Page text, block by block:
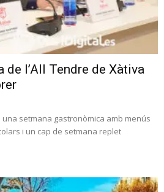
de l’All Tendre de Xàtiva
setmana gastronòmica amb menús
i un cap de setmana replet